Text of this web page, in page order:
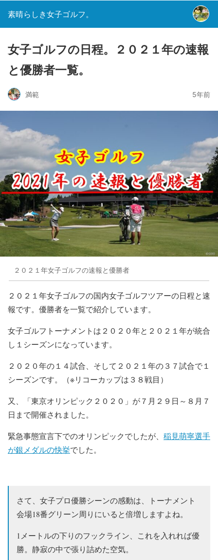
素晴らしき女子ゴルフ。
女子ゴルフの日程。２０２１年の速報
と優勝者一覧。
満範 5年前
２０２１年女子ゴルフの速報と優勝者
２０２１年女子ゴルフの国内女子ゴルフツアーの日程と速
報です。優勝者を一覧で紹介しています。
女子ゴルフトーナメントは２０２０年と２０２１年が統合
し１シーズンになっています。
２０２０年の１４試合、そして２０２１年の３７試合で１
シーズンです。（※リコーカップは３８戦目）
又、「東京オリンピック２０２０」が７月２９日～８月７
日まで開催されました。
緊急事態宣言下でのオリンピックでしたが、 稲見萌寧選手
が銀メダルの快挙でした。
さて、女子プロ優勝シーンの感動は、トーナメント
会場18番グリーン周りにいると倍増しますよね。
1メートルの下りのフックライン、これを入れれば優
勝。静寂の中で張り詰めた空気。